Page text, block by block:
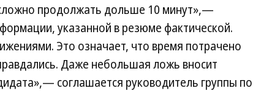
продолжать дольше 10 минут»,—
указанной в резюме фактической.
Это означает, что время потрачено
Даже небольшая ложь вносит
соглашается руководитель группы по